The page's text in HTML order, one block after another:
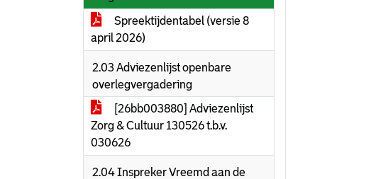
Spreektijdentabel (versie 8
april 2026)
2.03 Adviezenlijst openbare
overlegvergadering
[26bb003880] Adviezenlijst
Zorg & Cultuur 130526 t.b.v.
030626
2.04 Inspreker Vreemd aan de